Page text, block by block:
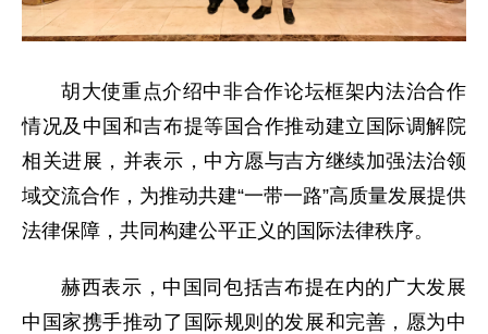
胡大使重点介绍中非合作论坛框架内法治合作
情况及中国和吉布提等国合作推动建立国际调解院
相关进展，并表示，中方愿与吉方继续加强法治领
域交流合作，为推动共建“一带一路”高质量发展提供
法律保障，共同构建公平正义的国际法律秩序。
赫西表示，中国同包括吉布提在内的广大发展
中国家携手推动了国际规则的发展和完善，愿为中